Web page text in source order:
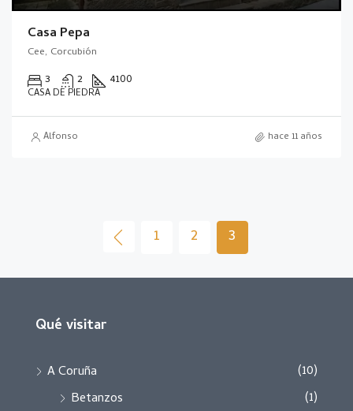
Casa Pepa
Cee, Corcubión
3 2 4100
CASA DE PIEDRA
Alfonso hace 11 años
1 2 3
Qué visitar
A Coruña
(10)
Betanzos
(1)